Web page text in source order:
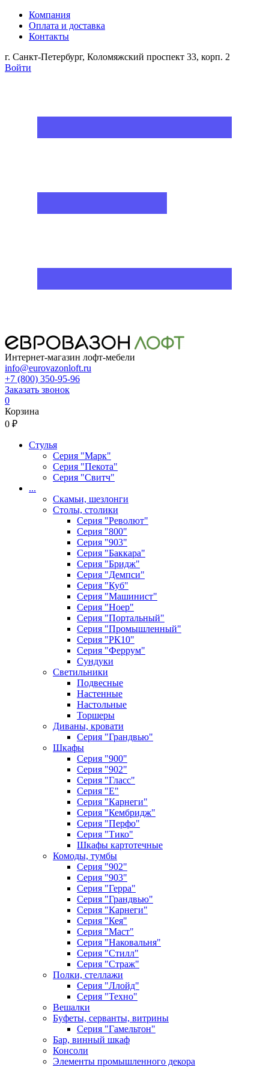
Компания
Оплата и доставка
Контакты
г. Санкт-Петербург, Коломяжский проспект 33, корп. 2
Войти
Интернет-магазин лофт-мебели
info@eurovazonloft.ru
+7 (800) 350-95-96
Заказать звонок
0
Корзина
0 ₽
Стулья
Серия "Марк"
Серия "Пекота"
Серия "Свитч"
...
Скамьи, шезлонги
Столы, столики
Серия "Револют"
Серия "800"
Серия "903"
Серия "Баккара"
Серия "Бридж"
Серия "Демпси"
Серия "Куб"
Серия "Машинист"
Серия "Ноер"
Серия "Портальный"
Серия "Промышленный"
Серия "РК10"
Серия "Феррум"
Сундуки
Светильники
Подвесные
Настенные
Настольные
Торшеры
Диваны, кровати
Серия "Грандвью"
Шкафы
Серия "900"
Серия "902"
Серия "Гласс"
Серия "Е"
Серия "Карнеги"
Серия "Кембридж"
Серия "Перфо"
Серия "Тико"
Шкафы картотечные
Комоды, тумбы
Серия "902"
Серия "903"
Серия "Герра"
Серия "Грандвью"
Серия "Карнеги"
Серия "Кея"
Серия "Маст"
Серия "Наковальня"
Серия "Стилл"
Серия "Страж"
Полки, стеллажи
Серия "Ллойд"
Серия "Техно"
Вешалки
Буфеты, серванты, витрины
Серия "Гамельтон"
Бар, винный шкаф
Консоли
Элементы промышленного декора